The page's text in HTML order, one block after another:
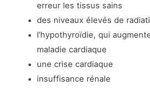
erreur les tissus sains
des niveaux élevés de
l’hypothyroïdie, qui
maladie cardiaque
une crise cardiaque
insuffisance rénale